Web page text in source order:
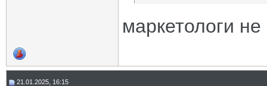
маркетологи
21.01.2025, 16:15